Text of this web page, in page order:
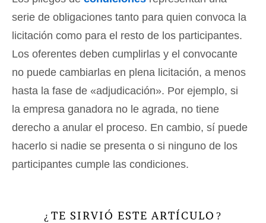
serie de obligaciones tanto para quien convoca la
licitación como para el resto de los participantes.
Los oferentes deben cumplirlas y el convocante
no puede cambiarlas en plena licitación, a menos
hasta la fase de «adjudicación». Por ejemplo, si
la empresa ganadora no le agrada, no tiene
derecho a anular el proceso. En cambio, sí puede
hacerlo si nadie se presenta o si ninguno de los
participantes cumple las condiciones.
¿ TE SIRVIÓ ESTE ARTÍCULO ?